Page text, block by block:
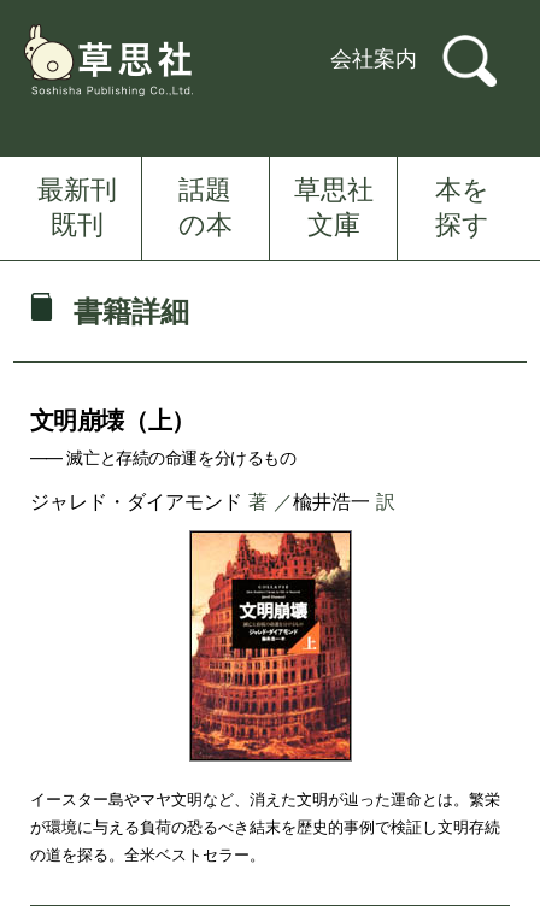
会社案内
最新刊
既刊
話題
の本
草思社
文庫
本を
探す
書籍詳細
文明崩壊（上）
―― 滅亡と存続の命運を分けるもの
ジャレド・ダイアモンド 著 ／楡井浩一 訳
イースター島やマヤ文明など、消えた文明が辿った運命とは。繁栄
が環境に与える負荷の恐るべき結末を歴史的事例で検証し文明存続
の道を探る。全米ベストセラー。